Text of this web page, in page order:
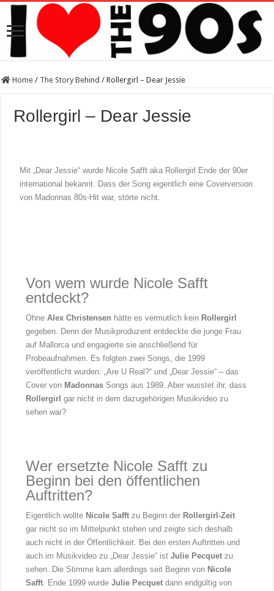
Home / The Story Behind / Rollergirl – Dear Jessie
Rollergirl – Dear Jessie
Mit „Dear Jessie“ wurde Nicole Safft aka Rollergirl Ende der 90er
international bekannt. Dass der Song eigentlich eine Coverversion
von Madonnas 80s-Hit war, störte nicht.
Von wem wurde Nicole Safft
entdeckt?
OhneAlex Christensen hätte es vermutlich kein Rollergirl
gegeben. Denn der Musikproduzent entdeckte die junge Frau
auf Mallorca und engagierte sie anschließend für
Probeaufnahmen. Es folgten zwei Songs, die 1999
veröffentlicht wurden: „Are U Real?“ und „Dear Jessie“ – das
Cover von Madonnas Songs aus 1989. Aber wusstet ihr, dass
Rollergirl gar nicht in dem dazugehörigen Musikvideo zu
sehen war?
Wer ersetzte Nicole Safft zu
Beginn bei den öffentlichen
Auftritten?
Eigentlich wollte Nicole Safft zu Beginn der Rollergirl-Zeit
gar nicht so im Mittelpunkt stehen und zeigte sich deshalb
auch nicht in der Öffentlichkeit. Bei den ersten Auftritten und
auch im Musikvideo zu „Dear Jessie“ istJulie Pecquet zu
sehen. Die Stimme kam allerdings seit Beginn von Nicole
Safft. Ende 1999 wurdeJulie Pecquet dann endgültig von